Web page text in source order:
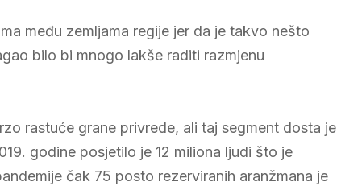
među zemljama regije jer da je takvo nešto
bilo bi mnogo lakše raditi razmjenu
rastuće grane privrede, ali taj segment dosta je
godine posjetilo je 12 miliona ljudi što je
čak 75 posto rezerviranih aranžmana je